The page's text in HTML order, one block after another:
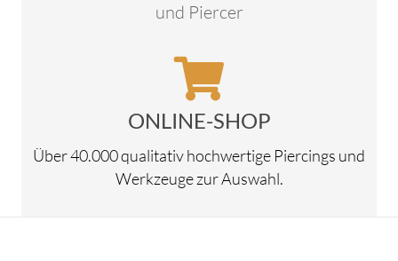
und Piercer
ONLINE-SHOP
Über 40.000 qualitativ hochwertige Piercings und
Werkzeuge zur Auswahl.